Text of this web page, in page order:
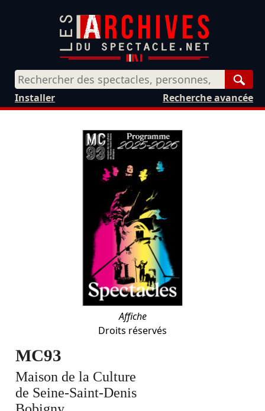
Recherche avancée
Installer
Affiche
Droits réservés
MC93
Maison de la Culture
de Seine-Saint-Denis